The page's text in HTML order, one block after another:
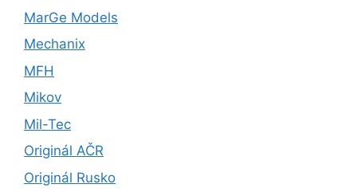
MarGe Models
Mechanix
MFH
Mikov
Mil-Tec
Originál AČR
Originál Rusko